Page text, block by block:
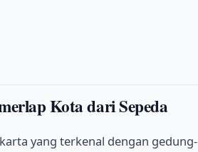
Kota dari Sepeda
yang terkenal dengan gedung-